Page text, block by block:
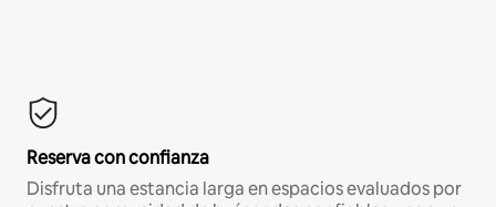
Reserva con confianza
Disfruta una estancia larga en espacios evaluados por